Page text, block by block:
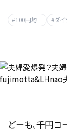
#100円均一 #ダイ
どーも、千円